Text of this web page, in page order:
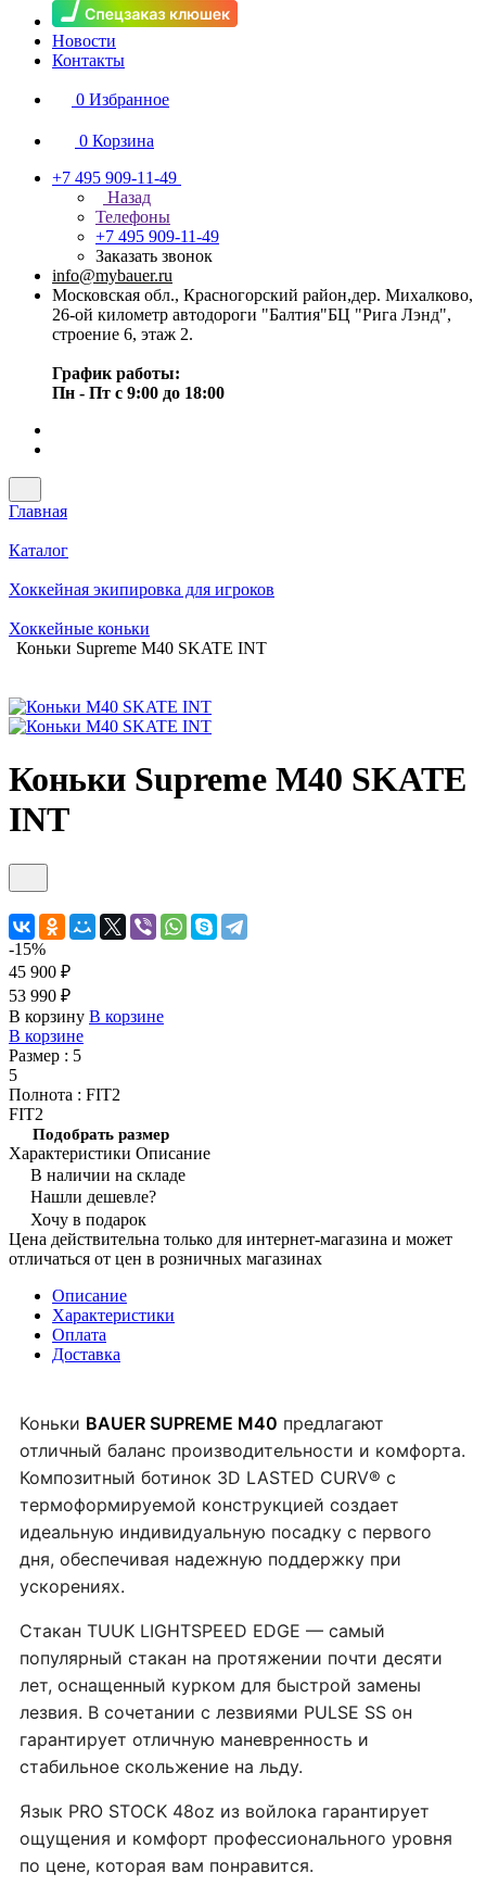
Новости
Контакты
0 Избранное
0 Корзина
+7 495 909-11-49
Назад
Телефоны
+7 495 909-11-49
Заказать звонок
info@mybauer.ru
Московская обл., Красногорский район,дер. Михалково,
26-ой километр автодороги "Балтия"БЦ "Рига Лэнд",
строение 6, этаж 2.
График работы:
Пн - Пт с 9:00 до 18:00
Главная
Каталог
Хоккейная экипировка для игроков
Хоккейные коньки
Коньки Supreme M40 SKATE INT
Коньки Supreme M40 SKATE
INT
-15%
45 900 ₽
53 990 ₽
В корзину В корзине
В корзине
Размер : 5
5
Полнота : FIT2
FIT2
Подобрать размер
Характеристики Описание
В наличии на складе
Нашли дешевле?
Хочу в подарок
Цена действительна только для интернет-магазина и может
отличаться от цен в розничных магазинах
Описание
Характеристики
Оплата
Доставка
Коньки BAUER SUPREME M40 предлагают
отличный баланс производительности и комфорта.
Композитный ботинок 3D LASTED CURV® с
термоформируемой конструкцией создает
идеальную индивидуальную посадку с первого
дня, обеспечивая надежную поддержку при
ускорениях.
Стакан TUUK LIGHTSPEED EDGE — самый
популярный стакан на протяжении почти десяти
лет, оснащенный курком для быстрой замены
лезвия. В сочетании с лезвиями PULSE SS он
гарантирует отличную маневренность и
стабильное скольжение на льду.
Язык PRO STOCK 48oz из войлока гарантирует
ощущения и комфорт профессионального уровня
по цене, которая вам понравится.